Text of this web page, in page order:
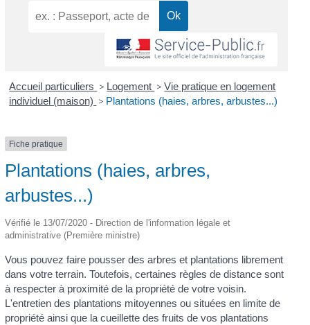
Accueil particuliers > Logement > Vie pratique en logement
individuel (maison) > Plantations (haies, arbres, arbustes...)
Fiche pratique
Plantations (haies, arbres,
arbustes...)
Vérifié le 13/07/2020 - Direction de l'information légale et
administrative (Première ministre)
Vous pouvez faire pousser des arbres et plantations librement
dans votre terrain. Toutefois, certaines règles de distance sont
à respecter à proximité de la propriété de votre voisin.
L'entretien des plantations mitoyennes ou situées en limite de
propriété ainsi que la cueillette des fruits de vos plantations